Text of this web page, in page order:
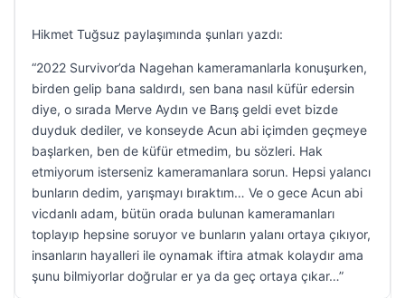
Hikmet Tuğsuz paylaşımında şunları yazdı:
“2022 Survivor’da Nagehan kameramanlarla konuşurken,
birden gelip bana saldırdı, sen bana nasıl küfür edersin
diye, o sırada Merve Aydın ve Barış geldi evet bizde
duyduk dediler, ve konseyde Acun abi içimden geçmeye
başlarken, ben de küfür etmedim, bu sözleri. Hak
etmiyorum isterseniz kameramanlara sorun. Hepsi yalancı
bunların dedim, yarışmayı bıraktım… Ve o gece Acun abi
vicdanlı adam, bütün orada bulunan kameramanları
toplayıp hepsine soruyor ve bunların yalanı ortaya çıkıyor,
insanların hayalleri ile oynamak iftira atmak kolaydır ama
şunu bilmiyorlar doğrular er ya da geç ortaya çıkar…”